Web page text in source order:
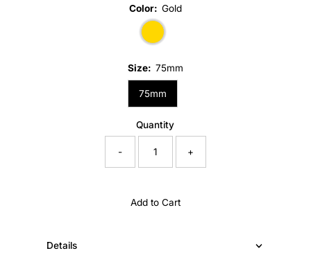
Color: Gold
Size: 75mm
75mm
Quantity
- +
Add to Cart
Details